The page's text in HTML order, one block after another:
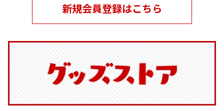
新規会員登録はこちら